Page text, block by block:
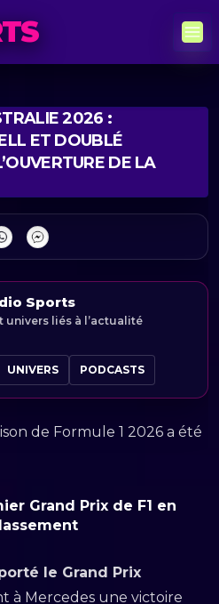
2026 :
ET DOUBLÉ
DE LA
Sports
univers liés à l’actualité
UNIVERS PODCASTS
de Formule 1 2026 a été
Grand Prix de F1 en
le Grand Prix
à Mercedes une victoire